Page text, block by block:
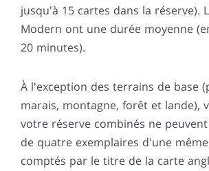
jusqu'à 15 cartes dans la réserve).
Modern ont une durée moyenne
20 minutes).
À l'exception des terrains de base
marais, montagne, forêt et lande),
votre réserve combinés ne
de quatre exemplaires d'une
comptés par le titre de la carte